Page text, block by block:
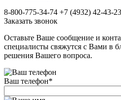
8-800-775-34-74 +7 (4932) 42-43-23
Заказать звонок
Оставьте Ваше сообщение и
специалисты свяжутся с Вами в
решения Вашего вопроса.
Ваш телефон*